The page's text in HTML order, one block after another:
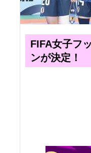
FIFA女子フ
ンが決定！